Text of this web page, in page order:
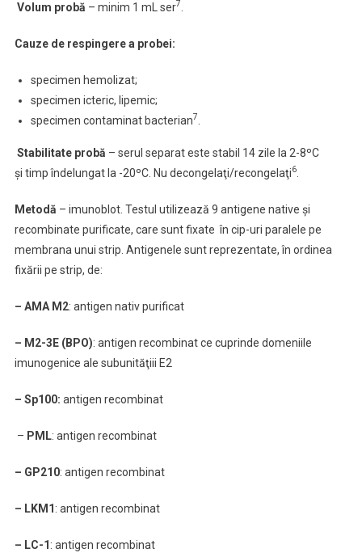
Volum probă – minim 1 mL ser7
Cauze de respingerea probei:
specimen hemolizat;
specimen icteric, lipemic;
specimen contaminat bacterian7
Stabilitate probă – serul separat este stabil 14 zile la 2-8ºC
şi timp îndelungat la -20ºC. Nu decongelaţi/recongelaţi6.
Metodă – imunoblot. Testul utilizează 9 antigene native şi
recombinate purificate, care sunt fixate în cip-uri paralele pe
membrana unui strip. Antigenele sunt reprezentate, în ordinea
fixării pe strip, de:
– AMA M2: antigen nativ purificat
– M2-3E (BPO): antigen recombinat ce cuprinde domeniile
imunogenice ale subunităţiii E2
– Sp100: antigen recombinat
– PML: antigen recombinat
– GP210: antigen recombinat
– LKM1 : antigen recombinat
– LC-1 : antigen recombinat